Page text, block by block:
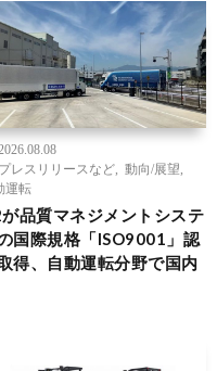
プレスリリースなど
動向/展望
運転
品質マネジメントシステ
国際規格「ISO9001」認
得、自動運転分野で国内